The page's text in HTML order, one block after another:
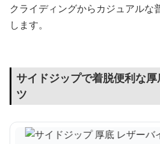
クライディングからカジュアルな
します。
サイドジップで着脱便利な
ツ